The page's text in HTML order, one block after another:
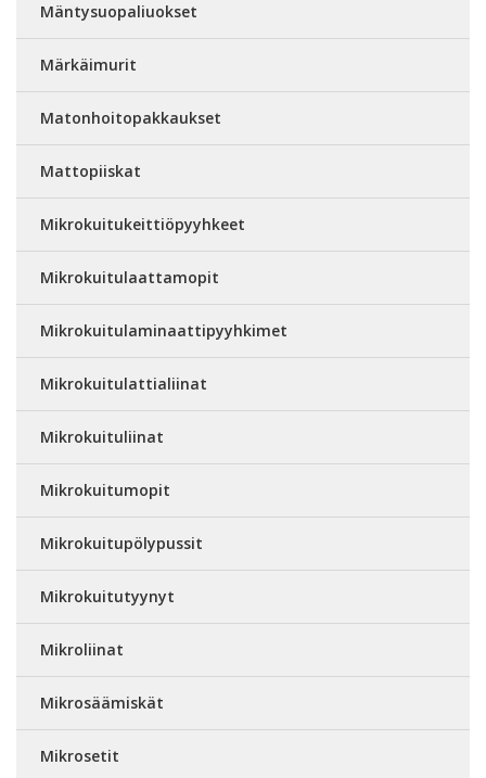
Mäntysuopaliuokset
Märkäimurit
Matonhoitopakkaukset
Mattopiiskat
Mikrokuitukeittiöpyyhkeet
Mikrokuitulaattamopit
Mikrokuitulaminaattipyyhkimet
Mikrokuitulattialiinat
Mikrokuituliinat
Mikrokuitumopit
Mikrokuitupölypussit
Mikrokuitutyynyt
Mikroliinat
Mikrosäämiskät
Mikrosetit